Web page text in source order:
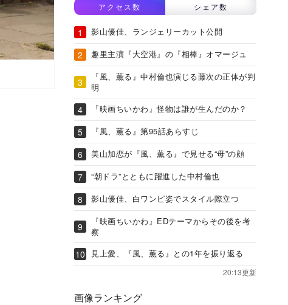
アクセス数 シェア数
影山優佳、ランジェリーカット公開
趣里主演『大空港』の『相棒』オマージュ
『風、薫る』中村倫也演じる藤次の正体が判
明
『映画ちいかわ』怪物は誰が生んだのか？
『風、薫る』第95話あらすじ
美山加恋が『風、薫る』で見せる“母”の顔
“朝ドラ”とともに躍進した中村倫也
影山優佳、白ワンピ姿でスタイル際立つ
『映画ちいかわ』EDテーマからその後を考
察
見上愛、『風、薫る』との1年を振り返る
20:13更新
画像ランキング